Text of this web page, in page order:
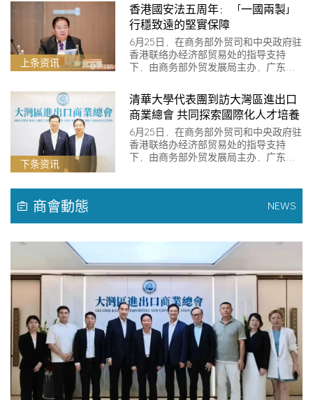
上条资讯
香港國安法五周年：「一國兩製」
行穩致遠的堅實保障
6月25日，在商务部外贸司和中央政府驻
香港联络办经济部贸易处的指导支持
下，由商务部外贸发展局主办，广东省
下条资讯
清華大學代表團到訪大灣區進出口
商業總會 共同探索國際化人才培養
6月25日，在商务部外贸司和中央政府驻
香港联络办经济部贸易处的指导支持
下，由商务部外贸发展局主办，广东省
商會動態 NEWS